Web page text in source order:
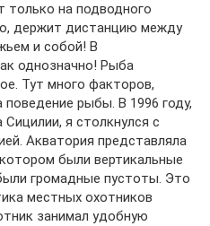
только на подводного
держит дистанцию между
и собой! В
однозначно! Рыба
Тут много факторов,
рыбы. В 1996 году,
я столкнулся с
Акватория представляла
были вертикальные
громадные пустоты. Это
местных охотников
занимал удобную